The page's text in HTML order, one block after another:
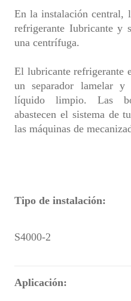
En la instalación central,
refrigerante Iubricante y
una centrífuga.
El lubricante refrigerante
un separador lamelar
líquido limpio. Las
abastecen el sistema de
las máquinas de
Tipo de instalación:
S4000-2
Aplicación: